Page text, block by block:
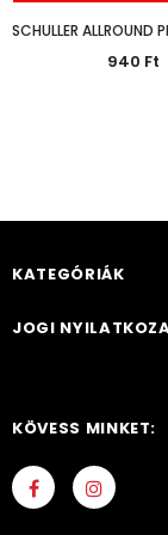
940 Ft
KATEGÓRIÁK
JOGI
KÖVESS MINKET: